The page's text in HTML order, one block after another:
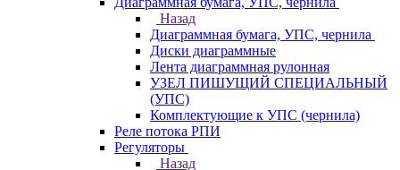
Назад
Диаграммная бумага, УПС, чернила
Диски диаграммные
Лента диаграммная рулонная
УЗЕЛ ПИШУЩИЙ СПЕЦИАЛЬНЫЙ
(УПС)
Комплектующие к УПС (чернила)
Реле потока РПИ
Регуляторы
Назад